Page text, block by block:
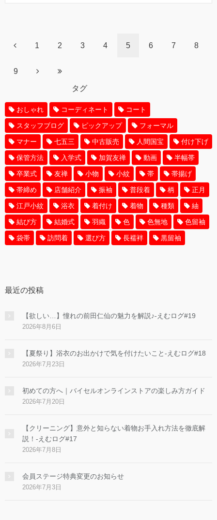
1 2 3 4 5 6 7 8
9
タグ
おしゃれ コーディネート コート
スタッフブログ ピックアップ フォーマル
マナー 七五三 中古販売 人間国宝 付け下げ
保管方法 入学式 加賀友禅 動画 半幅帯
卒業式 友禅 小物 小紋 帯 帯揚げ
帯締め 店舗紹介 振袖 普段着 柄 正月
江戸小紋 浴衣 着付け 着物 種類 紬
結び方 結婚式 羽織 色 色無地 色留袖
袋帯 訪問着 選び方 長襦袢 黒留袖
最近の投稿
【欲しい…】憧れの前田仁仙の魅力を解説♪-えむログ#19
2026年8月6日
【夏祭り】浴衣のお出かけで気を付けたいこと-えむログ#18
2026年7月23日
初めての方へ｜バイセルオンラインストアの楽しみ方ガイド
2026年7月20日
【クリーニング】意外と知らない着物お手入れ方法を徹底解
説！-えむログ#17
2026年7月8日
会員ステージ特典変更のお知らせ
2026年7月3日